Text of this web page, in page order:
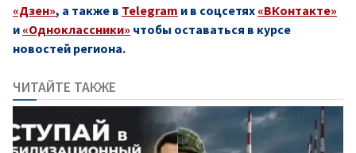
«Дзен», а также в Telegram и в соцсетях «ВКонтакте»
и «Одноклассники» чтобы оставаться в курсе
новостей региона.
ЧИТАЙТЕ ТАКЖЕ